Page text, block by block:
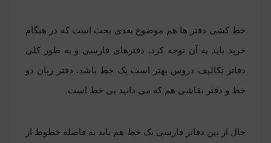
خط کشی دفتر ها هم موضوع بعدی بحث است که در هنگام
خرید باید به آن توجه کرد. دفترهای فارسی و به طور کلی
دفاتر تکالیف دروس بهتر است یک خط باشد. دفتر زبان دو
خط و دفتر نقاشی هم که می دانید بی خط است.
حال از بین دفاتر فارسی یک خط هم باید به فاصله خطوط از